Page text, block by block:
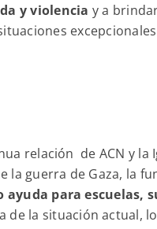
y violencia y a
relación de ACN y la
la guerra de Gaza, la
ayuda para escuelas,
de la situación actual,